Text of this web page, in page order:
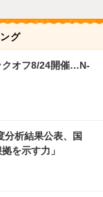
グ
クオフ8/24開催…N-
分析結果公表、国
を示す力」